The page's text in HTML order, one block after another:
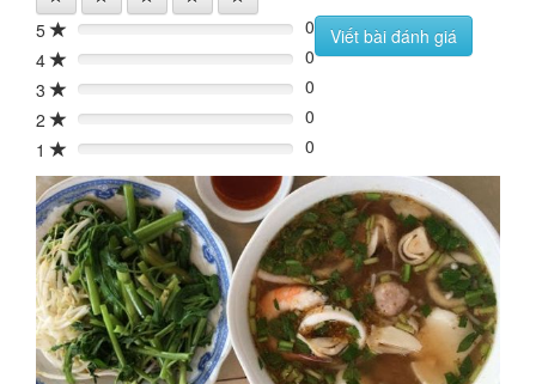
5 0%
0
4
0%
0
3
0%
0
2
0%
0
1
0% 0
Viết bài đánh giá